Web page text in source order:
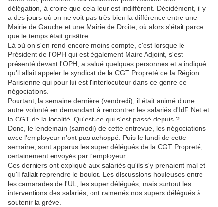
délégation, à croire que cela leur est indifférent. Décidément, il y
a des jours où on ne voit pas très bien la différence entre une
Mairie de Gauche et une Mairie de Droite, où alors s'était parce
que le temps était grisâtre...
Là où on s'en rend encore moins compte, c'est lorsque le
Président de l'OPH qui est également Maire Adjoint, s'est
présenté devant l'OPH, a salué quelques personnes et a indiqué
qu'il allait appeler le syndicat de la CGT Propreté de la Région
Parisienne qui pour lui est l'interlocuteur dans ce genre de
négociations.
Pourtant, la semaine dernière (vendredi), il était animé d'une
autre volonté en demandant à rencontrer les salariés d'IdF Net et
la CGT de la localité. Qu'est-ce qui s'est passé depuis ?
Donc, le lendemain (samedi) de cette entrevue, les négociations
avec l'employeur n'ont pas achoppé. Puis le lundi de cette
semaine, sont apparus les super délégués de la CGT Propreté,
certainement envoyés par l'employeur.
Ces derniers ont expliqué aux salariés qu'ils s'y prenaient mal et
qu'il fallait reprendre le boulot. Les discussions houleuses entre
les camarades de l'UL, les super délégués, mais surtout les
interventions des salariés, ont ramenés nos supers délégués à
soutenir la grève.